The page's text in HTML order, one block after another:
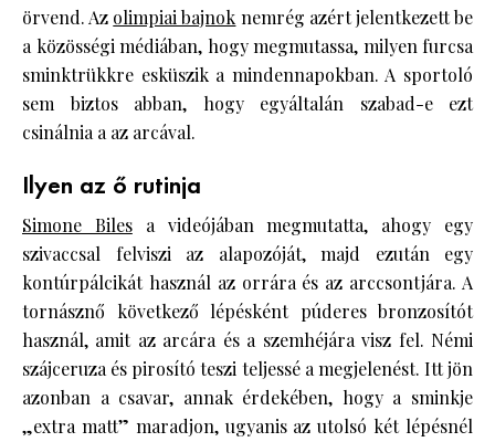
örvend. Az olimpiai bajnok nemrég azért jelentkezett be
a közösségi médiában, hogy megmutassa, milyen furcsa
sminktrükkre esküszik a mindennapokban. A sportoló
sem biztos abban, hogy egyáltalán szabad-e ezt
csinálnia a az arcával.
Ilyen az ő rutinja
Simone Bilesa videójában megmutatta, ahogy egy
szivaccsal felviszi az alapozóját, majd ezután egy
kontúrpálcikát használ az orrára és az arccsontjára. A
tornásznő következő lépésként púderes bronzosítót
használ, amit az arcára és a szemhéjára visz fel. Némi
szájceruza és pirosító teszi teljessé a megjelenést. Itt jön
azonban a csavar, annak érdekében, hogy a sminkje
„extra matt” maradjon, ugyanis az utolsó két lépésnél